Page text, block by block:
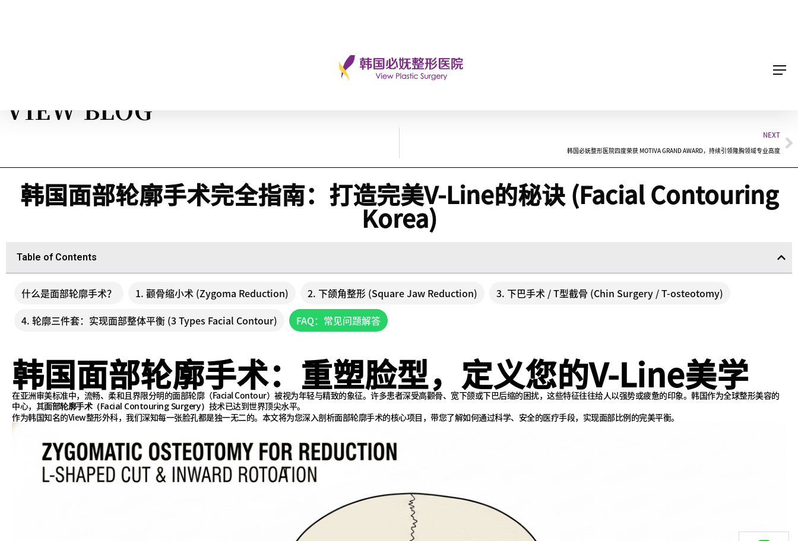
VIEW BLOG
NEXT
韩国必妩整形医院四度荣获 MOTIVA GRAND AWARD，持续引领隆胸领域专业高度
韩国面部轮廓手术完全指南：打造完美V-Line的秘诀 (Facial Contouring
Korea)
Table of Contents
什么是面部轮廓手术？ 1. 颧骨缩小术 (Zygoma Reduction) 2. 下颌角整形 (Square Jaw Reduction)
3. 下巴手术 / T型截骨 (Chin Surgery / T-osteotomy)
4. 轮廓三件套：实现面部整体平衡 (3 Types Facial Contour)
FAQ：常见问题解答
韩国面部轮廓手术：重塑脸型，定义您的V-Line美学
在亚洲审美标准中，流畅、柔和且界限分明的面部轮廓（Facial Contour）被视为年轻与精致的象征。许多患者深受高颧骨、宽下颌或下巴后缩的困扰，这些特征往往给人以强势或疲惫的印象。韩国作为全球整形美容的
中心，其面部轮廓手术（Facial Contouring Surgery） 技术已达到世界顶尖水平。
作为韩国知名的View整形外科，我们深知每一张脸孔都是独一无二的。本文将为您深入剖析面部轮廓手术的核心项目，带您了解如何通过科学、安全的医疗手段，实现面部比例的完美平衡。